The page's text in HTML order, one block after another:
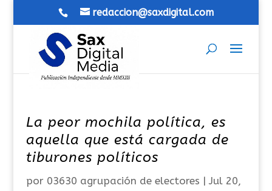
redaccion@saxdigital.com
La peor mochila política, es
aquella que está cargada de
tiburones políticos
por 03630 agrupación de electores | Jul 20,